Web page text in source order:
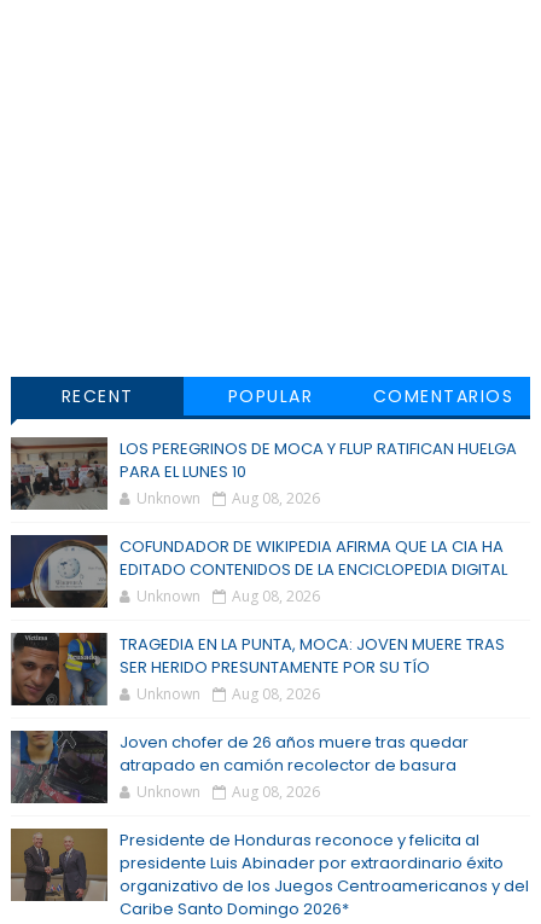
RECENT POPULAR COMENTARIOS
LOS PEREGRINOS DE MOCA Y FLUP RATIFICAN HUELGA
PARA EL LUNES 10
Unknown Aug 08, 2026
COFUNDADOR DE WIKIPEDIA AFIRMA QUE LA CIA HA
EDITADO CONTENIDOS DE LA ENCICLOPEDIA DIGITAL
Unknown Aug 08, 2026
TRAGEDIA EN LA PUNTA, MOCA: JOVEN MUERE TRAS
SER HERIDO PRESUNTAMENTE POR SU TÍO
Unknown Aug 08, 2026
Joven chofer de 26 años muere tras quedar
atrapado en camión recolector de basura
Unknown Aug 08, 2026
Presidente de Honduras reconoce y felicita al
presidente Luis Abinader por extraordinario éxito
organizativo de los Juegos Centroamericanos y del
Caribe Santo Domingo 2026*